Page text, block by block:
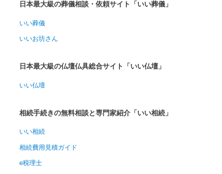
日本最大級の葬儀相談・依頼サイト「いい葬儀」
いい葬儀
いいお坊さん
日本最大級の仏壇仏具総合サイト「いい仏壇」
いい仏壇
相続手続きの無料相談と専門家紹介「いい相続」
いい相続
相続費用見積ガイド
e税理士